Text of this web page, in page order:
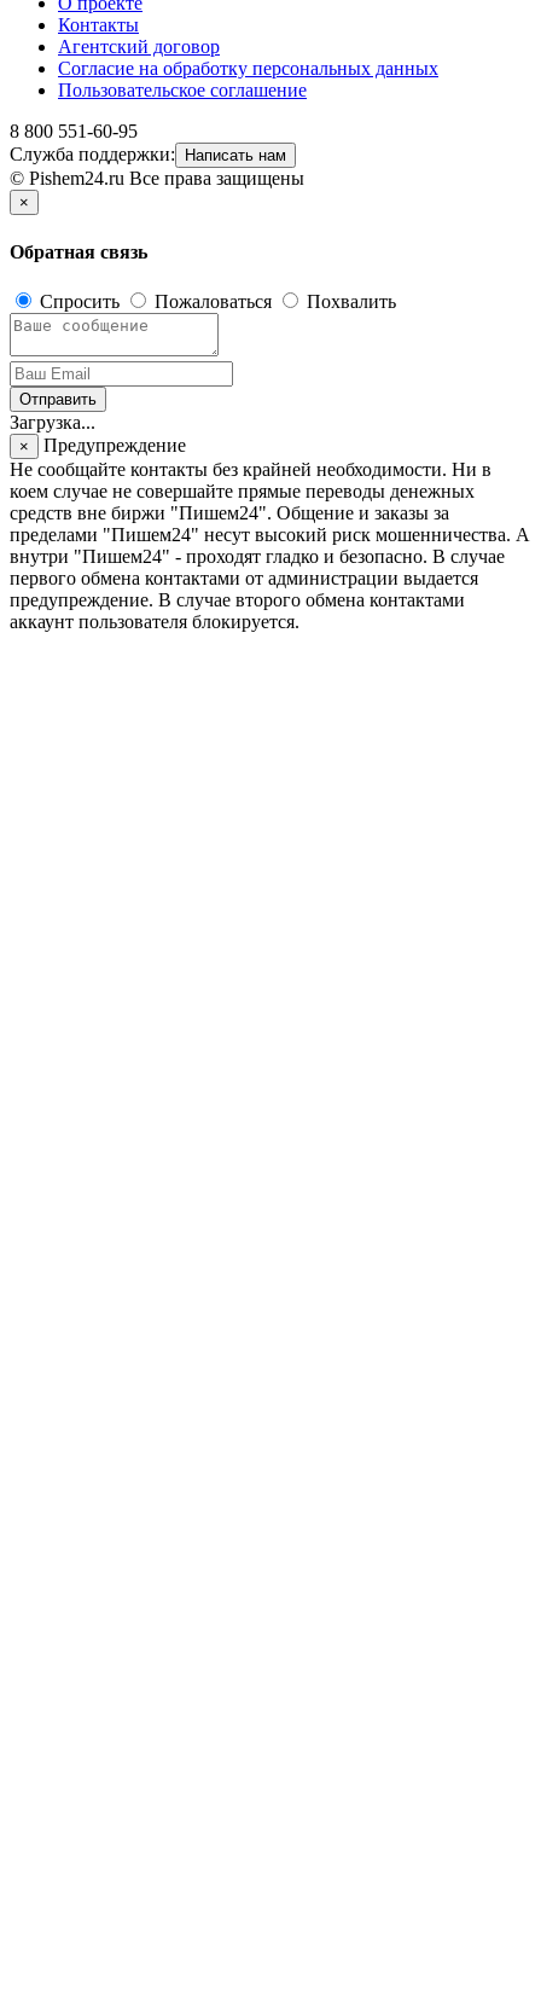
Контакты
Агентский договор
Согласие на обработку персональных данных
Пользовательское соглашение
8 800 551-60-95
Служба поддержки:
Написать нам
© Pishem24.ru Все права защищены
×
Обратная связь
Спросить Пожаловаться Похвалить
Отправить
Загрузка...
×
Предупреждение
Не сообщайте контакты без крайней необходимости. Ни в
коем случае не совершайте прямые переводы денежных
средств вне биржи "Пишем24". Общение и заказы за
пределами "Пишем24" несут высокий риск мошенничества. А
внутри "Пишем24" - проходят гладко и безопасно. В случае
первого обмена контактами от администрации выдается
предупреждение. В случае второго обмена контактами
аккаунт пользователя блокируется.